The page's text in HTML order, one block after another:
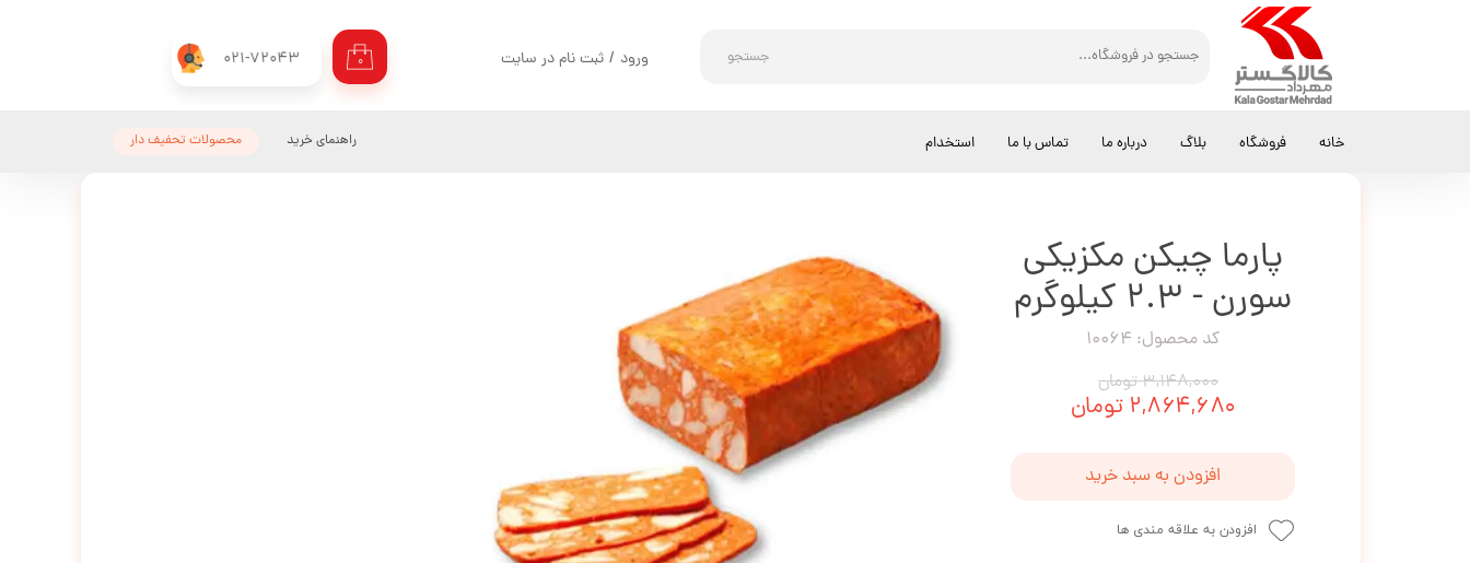
021-72043 جستجو ۰ ورود / ثبت نام در سایت
خانه فروشگاه بلاگ درباره ما تماس با ما استخدام محصولات تحفیف دار راهنمای خرید کالاگستر مهرداد کالباس پارما چیکن مکزیکی سورن - 2.3 کیلوگرم
پارما چیکن مکزیکی
سورن - 2.3 کیلوگرم
کد محصول: 10064
۳,۱۴۸,۰۰۰ تومان
۲,۸۶۴,۶۸۰ تومان
افزودن به سبد خرید
افزودن به علاقه مندی ها